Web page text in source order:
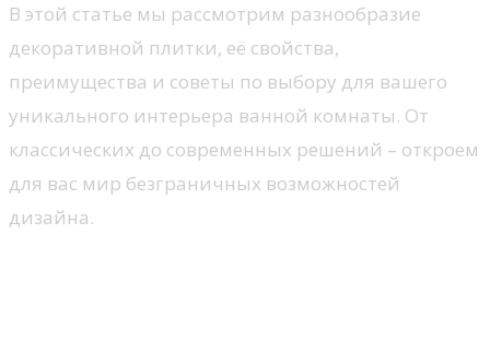
В этой статье мы рассмотрим разнообразие
декоративной плитки, её свойства,
преимущества и советы по выбору для вашего
уникального интерьера ванной комнаты. От
классических до современных решений – откроем
для вас мир безграничных возможностей
дизайна.